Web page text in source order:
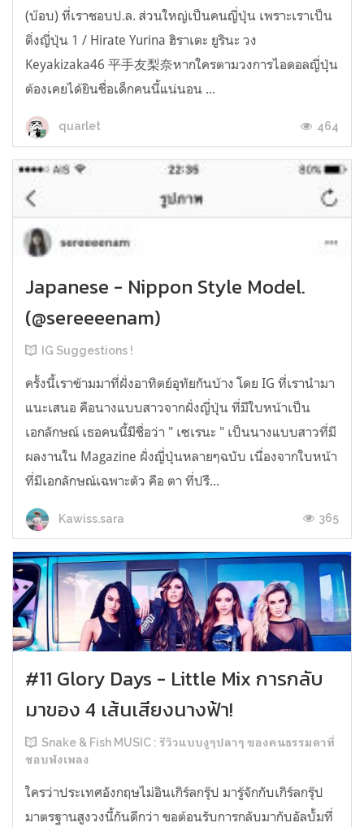
(บ๊อบ) ที่เราชอบป.ล. ส่วนใหญ่เป็นคนญี่ปุ่น เพราะเราเป็น
ติ่งญี่ปุ่น 1 / Hirate Yurina ฮิราเตะ ยูรินะ วง
Keyakizaka46 平手友梨奈หากใครตามวงการไอดอลญี่ปุ่น
ต้องเคยได้ยินชื่อเด็กคนนี้แน่นอน ...
quarlet 464
Japanese - Nippon Style Model.
(@sereeeenam)
IG Suggestions !
ครั้งนี้เราข้ามมาที่ฝั่งอาทิตย์อุทัยกันบ้าง โดย IG ที่เรานำมา
แนะเสนอ คือนางแบบสาวจากฝั่งญี่ปุ่น ที่มีใบหน้าเป็น
เอกลักษณ์ เธอคนนี้มีชื่อว่า " เซเรนะ " เป็นนางแบบสาวที่มี
ผลงานใน Magazine ฝั่งญี่ปุ่นหลายๆฉบับ เนื่องจากใบหน้า
ที่มีเอกลักษณ์เฉพาะตัว คือ ตา ที่ปรื...
Kawiss.sara 365
#11 Glory Days - Little Mix การกลับ
มาของ 4 เส้นเสียงนางฟ้า!
Snake & Fish MUSIC : รีวิวแบบงูๆปลาๆ ของคนธรรมดาที่
ชอบฟังเพลง
ใครว่าประเทศอังกฤษไม่อินเกิร์ลกรุ๊ป มารู้จักกับเกิร์ลกรุ๊ป
มาตรฐานสูงวงนี้กันดีกว่า ขอต้อนรับการกลับมากับอัลบั้มที่